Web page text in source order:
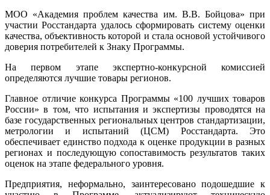
МОО «Академия проблем качества им. В.В. Бойцова» при
участии Росстандарта удалось сформировать систему оценки
качества, объективность которой и стала основой устойчивого
доверия потребителей к Знаку Программы.
На первом этапе экспертно-конкурсной комиссией
определяются лучшие товары регионов.
Главное отличие конкурса Программы «100 лучших товаров
России» в том, что испытания и экспертизы проводятся на
базе государственных региональных центров стандартизации,
метрологии и испытаний (ЦCM) Росстандарта. Это
обеспечивает единство подхода к оценке продукции в разных
регионах и последующую сопоставимость результатов таких
оценок на этапе федерального уровня.
Предприятия, неформально, заинтересовано подошедшие к